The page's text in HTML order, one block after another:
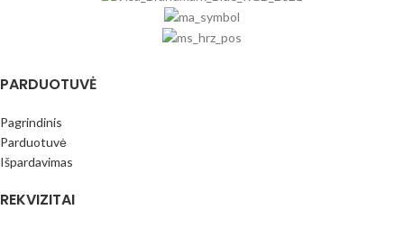
PARDUOTUVĖ
Pagrindinis
Parduotuvė
Išpardavimas
REKVIZITAI